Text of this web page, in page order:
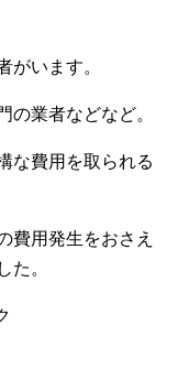
がいます。
の業者などなど。
な費用を取られる
費用発生をおさえ
た。